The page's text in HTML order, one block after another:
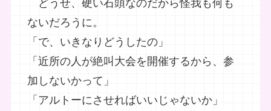
どうせ、硬い石頭なのだから怪我も何も
ないだろうに。
「で、いきなりどうしたの」
「近所の人が絶叫大会を開催するから、参
加しないかって」
「アルトーにさせればいいじゃないか」